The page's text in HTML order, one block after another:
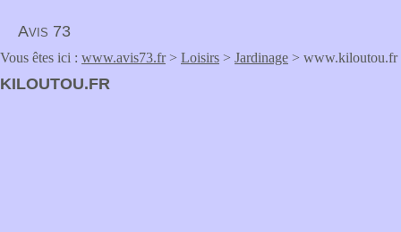
Avis 73
Vous êtes ici : www.avis73.fr> Loisirs > Jardinage > www.kiloutou.fr
KILOUTOU.FR